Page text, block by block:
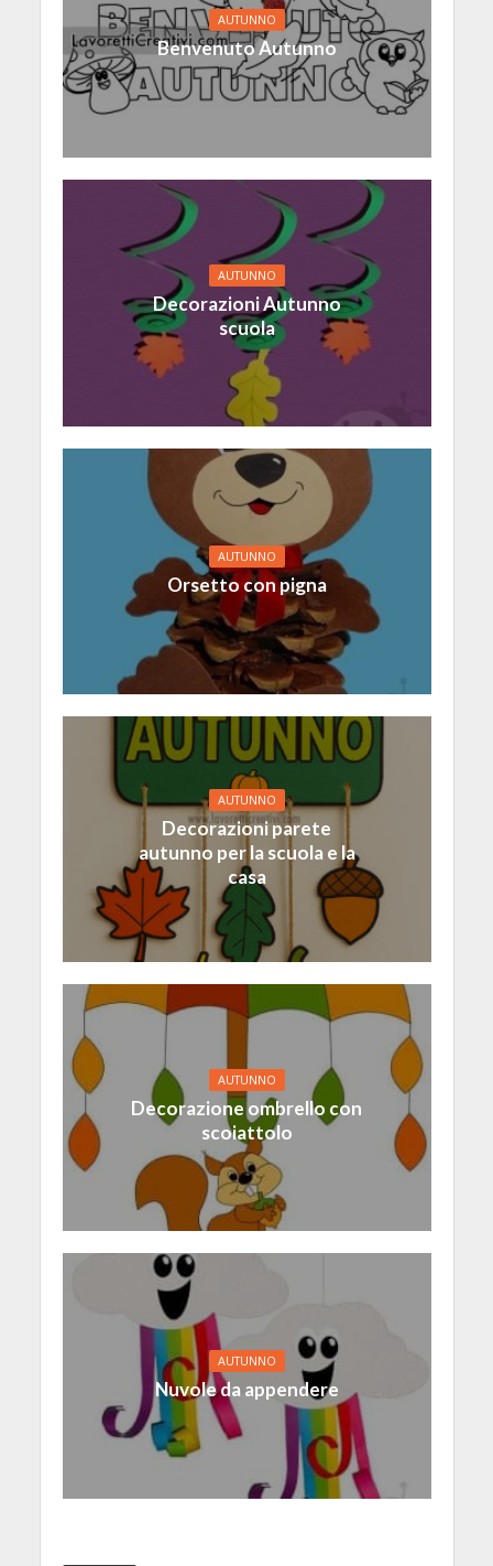
AUTUNNO
Benvenuto Autunno
AUTUNNO
Decorazioni Autunno
scuola
AUTUNNO
Orsetto con pigna
AUTUNNO
Decorazioni parete
autunno per la scuola e la
casa
AUTUNNO
Decorazione ombrello con
scoiattolo
AUTUNNO
Nuvole da appendere